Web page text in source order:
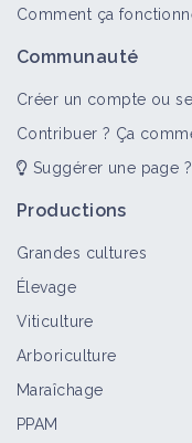
Comment ça
Communauté
Créer un compte ou
Contribuer ? Ça
Suggérer une page ?
Productions
Grandes cultures
Élevage
Viticulture
Arboriculture
Maraîchage
PPAM